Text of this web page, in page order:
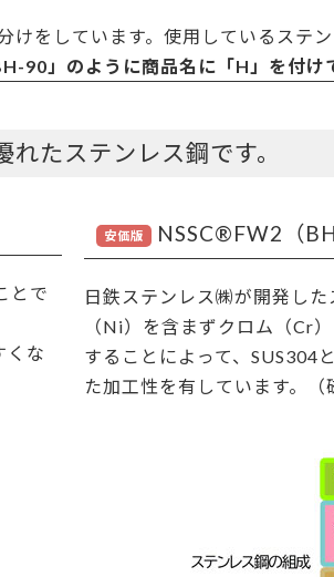
をしています。使用しているステン
90」のように商品名に「H」を付け
れたステンレス鋼です。
とで
くな
NSSC®FW2（
日鉄ステンレス㈱が開発し
（Ni）を含まずクロム（Cr
することによって、SUS304
た加工性を有しています。（